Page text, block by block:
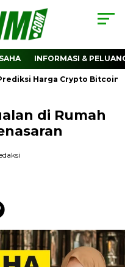
INFORMASI &
Crypto Bitcoin:
di Rumah